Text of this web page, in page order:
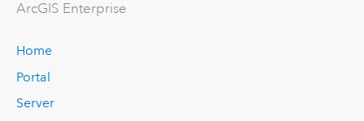
ArcGIS Enterprise
Home
Portal
Server